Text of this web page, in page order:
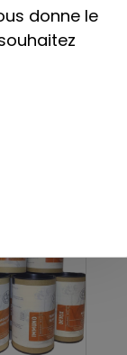
(ouverture
donne le